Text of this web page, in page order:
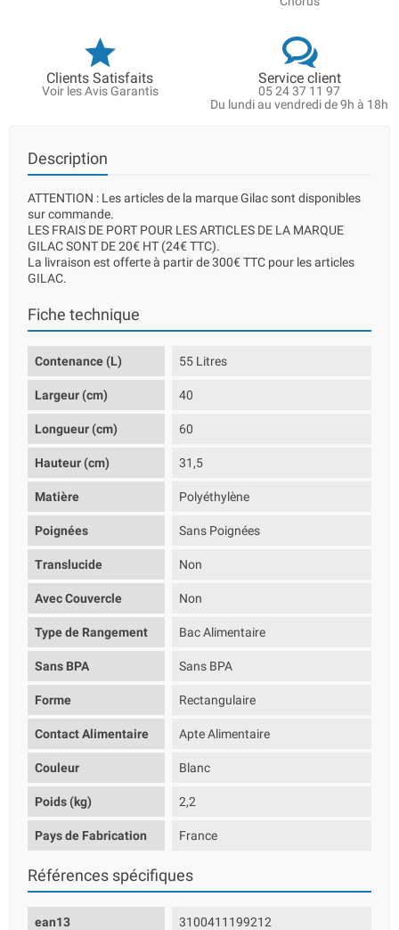
Clients Satisfaits
Voir les Avis Garantis
Service client
05 24 37 11 97
Du lundi au vendredi de 9h à 18h
Description
ATTENTION : Les articles de la marque Gilac sont disponibles
sur commande.
LES FRAIS DE PORT POUR LES ARTICLES DE LA MARQUE
GILAC SONT DE 20€ HT (24€ TTC).
La livraison est offerte à partir de 300€ TTC pour les articles
GILAC.
Fiche technique
Contenance (L) 55 Litres
Largeur (cm) 40
Longueur (cm) 60
Hauteur (cm) 31,5
Matière Polyéthylène
Poignées Sans Poignées
Translucide Non
Avec Couvercle Non
Type de Rangement Bac Alimentaire
Sans BPA Sans BPA
Forme Rectangulaire
Contact Alimentaire Apte Alimentaire
Couleur Blanc
Poids (kg) 2,2
Pays de Fabrication France
Références spécifiques
ean13 3100411199212